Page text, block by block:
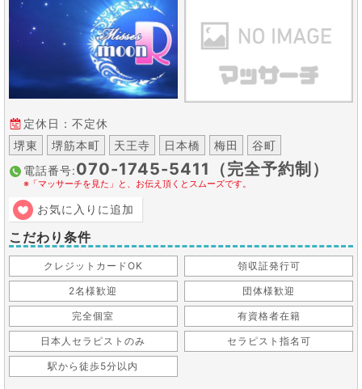
定休日：不定休
堺東
堺筋本町 天王寺 日本橋 梅田
谷町
電話番号:070-1745-5411（完全予約制）
※「マッサーチを見た」と、お伝え頂くとスムーズです。
お気に入りに追加
こだわり条件
クレジットカードOK 領収証発行可
2名様歓迎 団体様歓迎
完全個室 有資格者在籍
日本人セラピストのみ セラピスト指名可
駅から徒歩5分以内